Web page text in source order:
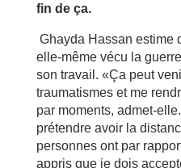
fin de ça.
Ghayda Hassan estime
elle-même vécu la
son travail. «Ça peut
traumatismes et me
par moments, admet-
prétendre avoir la
personnes ont par
appris que je dois